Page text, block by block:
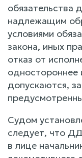
обязательства
надлежащим
условиями
закона, иных
отказ от
одностороннее
допускаются,
Судом
следует, что
в лице